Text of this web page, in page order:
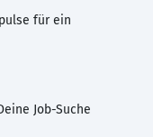
für ein
Job-Suche